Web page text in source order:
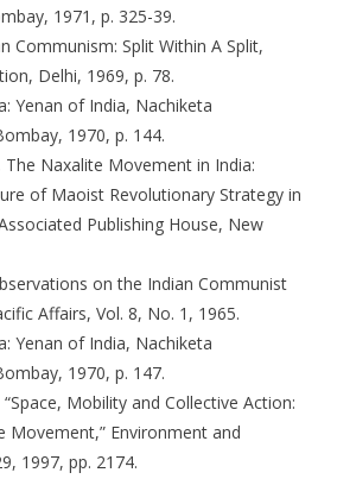
1971, p. 325-39.
Communism: Split Within A Split,
Delhi, 1969, p. 78.
Yenan of India, Nachiketa
1970, p. 144.
The Naxalite Movement in India:
of Maoist Revolutionary Strategy in
Publishing House, New
on the Indian Communist
Affairs, Vol. 8, No. 1, 1965.
Yenan of India, Nachiketa
1970, p. 147.
Mobility and Collective Action:
Movement,” Environment and
1997, pp. 2174.